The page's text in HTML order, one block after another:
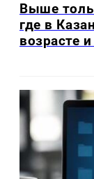
Выше
где в
возрасте